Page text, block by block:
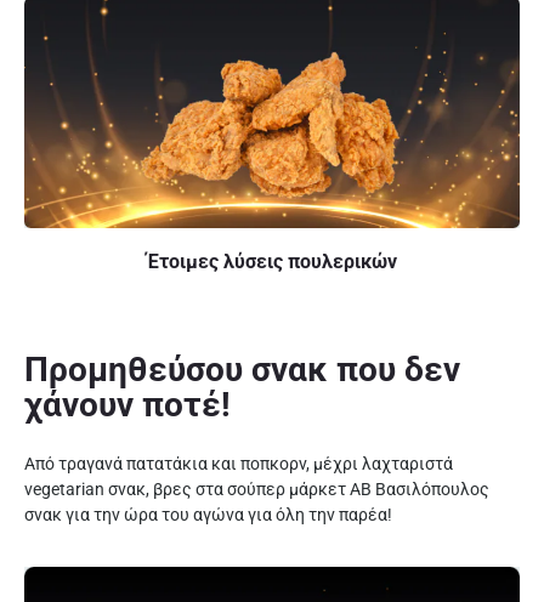
Έτοιμες λύσεις πουλερικών
Προμηθεύσου σνακ που δεν
χάνουν ποτέ!
Από τραγανά πατατάκια και ποπκορν, μέχρι λαχταριστά
vegetarian σνακ, βρες στα σούπερ μάρκετ ΑΒ Βασιλόπουλος
σνακ για την ώρα του αγώνα για όλη την παρέα!